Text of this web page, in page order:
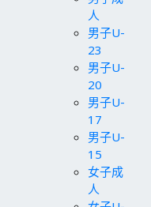
人
男子U-
23
男子U-
20
男子U-
17
男子U-
15
女子成
人